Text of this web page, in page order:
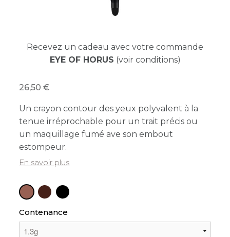
Recevez un cadeau avec votre commande
EYE OF HORUS (voir conditions)
26,50
Un crayon contour des yeux polyvalent à la
tenue irréprochable pour un trait précis ou
un maquillage fumé ave son embout
estompeur.
En savoir plus
Contenance